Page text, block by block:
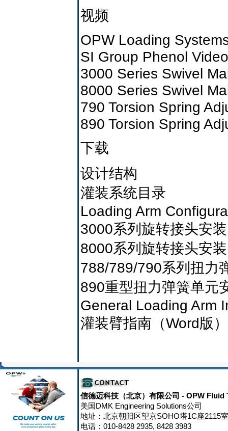
视频
OPW Loading
SI Group Phenol Video
3000 Series Swivel
8000 Series Swivel
790 Torsion Spring
890 Torsion Spring
下载
设计结构
灌装系统目录
Loading Arm
3000系列旋转接头安
8000系列旋转接头安
788/789/790系列扭力
890重型扭力弹簧单元
General Loading Arm
灌装臂指南（Word版）
信德迈科技（北京）有限公司 - OPW Fluid
美国DMK Engineering Solutions公司
地址：北京朝阳区望京SOHO塔1C座2115
电话：010-8428 2935, 8428 3983